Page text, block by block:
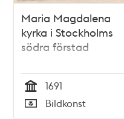
Maria Magdalena
kyrka i Stockholms
södra förstad
Tid
1691
Bildkonst